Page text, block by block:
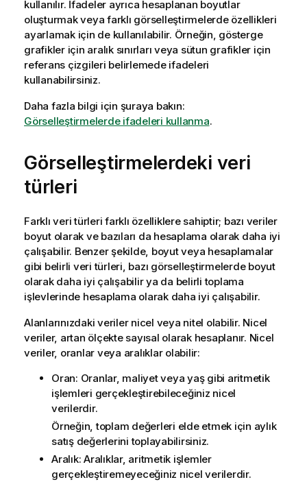
kullanılır. İfadeler ayrıca hesaplanan boyutlar
oluşturmak veya farklı görselleştirmelerde özellikleri
ayarlamak için de kullanılabilir. Örneğin, gösterge
grafikler için aralık sınırları veya sütun grafikler için
referans çizgileri belirlemede ifadeleri
kullanabilirsiniz.
Daha fazla bilgi için şuraya bakın:
Görselleştirmelerde ifadeleri kullanma.
Görselleştirmelerdeki veri
türleri
Farklı veri türleri farklı özelliklere sahiptir; bazı veriler
boyut olarak ve bazıları da hesaplama olarak daha iyi
çalışabilir. Benzer şekilde, boyut veya hesaplamalar
gibi belirli veri türleri, bazı görselleştirmelerde boyut
olarak daha iyi çalışabilir ya da belirlitoplama
işlevlerinde hesaplama olarak daha iyi çalışabilir.
Alanlarınızdaki veriler nicel veya nitel olabilir. Nicel
veriler, artan ölçekte sayısal olarak hesaplanır. Nicel
veriler, oranlar veya aralıklar olabilir:
Oran: Oranlar, maliyet veya yaş gibi aritmetik
işlemleri gerçekleştirebileceğiniz nicel
verilerdir.
Örneğin, toplam değerleri elde etmek için aylık
satış değerlerini toplayabilirsiniz.
Aralık: Aralıklar, aritmetik işlemler
gerçekleştiremeyeceğiniz nicel verilerdir.